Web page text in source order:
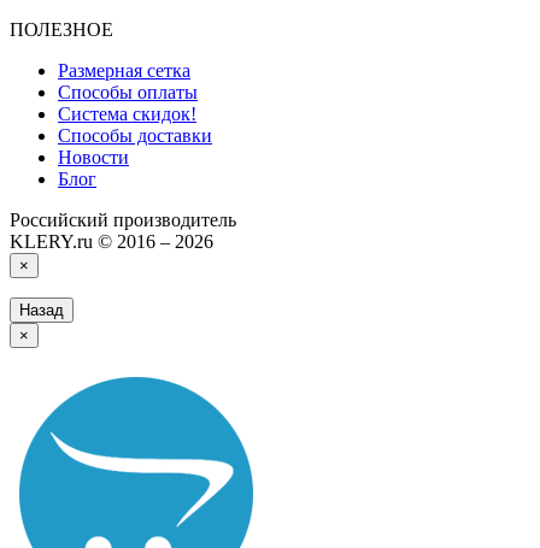
ПОЛЕЗНОЕ
Размерная сетка
Способы оплаты
Система скидок!
Способы доставки
Новости
Блог
Российский производитель
KLERY.ru © 2016 – 2026
×
Назад
×